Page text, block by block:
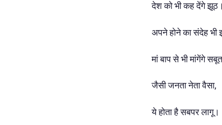
देश को भी कह देंगे झूठ।
अपने होने का संदेह भी
मां बाप से भी मांगेंगे
जैसी जनता नेता वैसा,
ये होता है सबपर लागू।